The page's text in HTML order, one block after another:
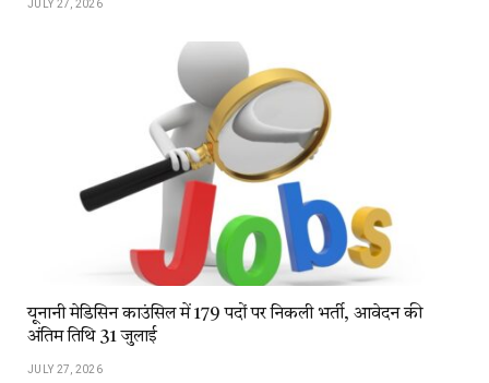
JULY 27, 2026
यूनानी मेडिसिन काउंसिल में 179 पदों पर निकली भर्ती, आवेदन की
अंतिम तिथि 31 जुलाई
JULY 27, 2026